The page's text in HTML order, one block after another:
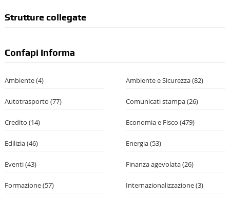
Strutture collegate
Confapi Informa
Ambiente(4) Ambiente e Sicurezza(82)
Autotrasporto (77) Comunicati stampa(26)
Credito (14) Economia e Fisco (479)
Edilizia(46) Energia(53)
Eventi(43) Finanza agevolata(26)
Formazione(57) Internazionalizzazione(3)